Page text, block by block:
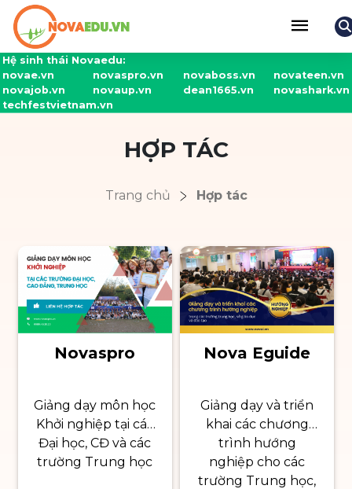
Hệ sinh thái Novaedu:
novae.vn
novaspro.vn novaboss.vn
novateen.vn
novajob.vn
novaup.vn dean1665.vn
novashark.vn
techfestvietnam.vn
HỢP TÁC
Trang chủ Hợp tác
Novaspro
Giảng dạy môn học
Khởi nghiệp tại các
Đại học, CĐ và các
trường Trung học
Nova Eguide
Giảng dạy và triển
khai các chương
trình hướng
nghiệp cho các
trường Trung học,